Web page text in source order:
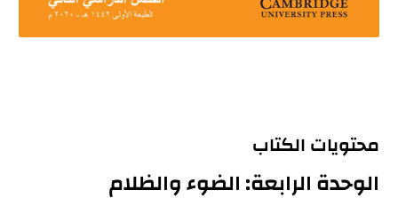
محتويات الكتاب
الوحدة الرابعة: الضوء والظلام